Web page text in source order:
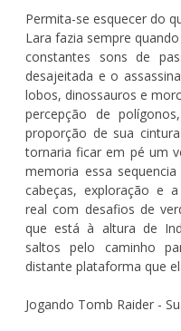
Permita-se esquecer do
Lara fazia sempre
constantes sons de
desajeitada e o
lobos, dinossauros e
percepção de
proporção de sua
tornaria ficar em pé um
memoria essa
cabeças, exploração e
real com desafios de
que está à altura de
saltos pelo caminho
distante plataforma que
Jogando Tomb Raider -